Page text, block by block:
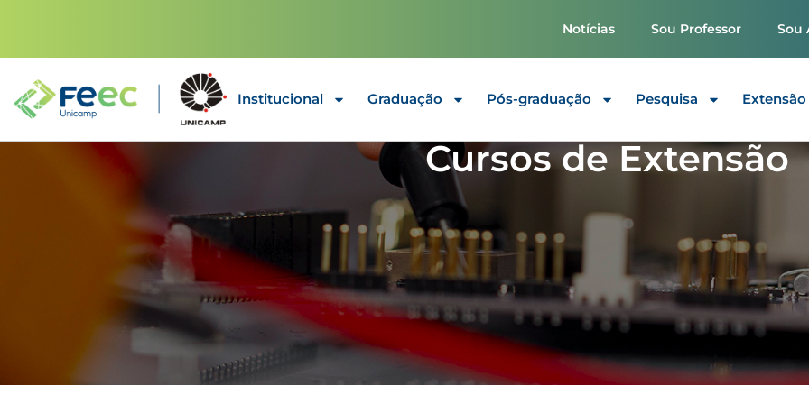
Notícias Sou Professor Sou
Institucional Graduação Pós-graduação Pesquisa Extensão
Cursos de Extensão